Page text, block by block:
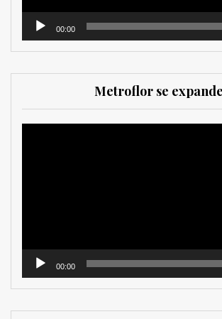
00:00
Metroflor se expande
00:00